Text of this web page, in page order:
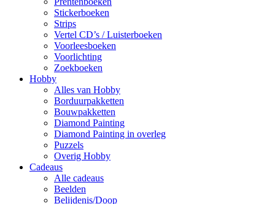
Stickerboeken
Strips
Vertel CD’s / Luisterboeken
Voorleesboeken
Voorlichting
Zoekboeken
Hobby
Alles van Hobby
Borduurpakketten
Bouwpakketten
Diamond Painting
Diamond Painting in overleg
Puzzels
Overig Hobby
Cadeaus
Alle cadeaus
Beelden
Belijdenis/Doop